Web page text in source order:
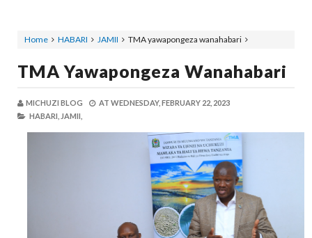
Home HABARI JAMII TMA yawapongeza wanahabari
TMA Yawapongeza Wanahabari
MICHUZI BLOG AT WEDNESDAY, FEBRUARY 22, 2023
HABARI, JAMII,